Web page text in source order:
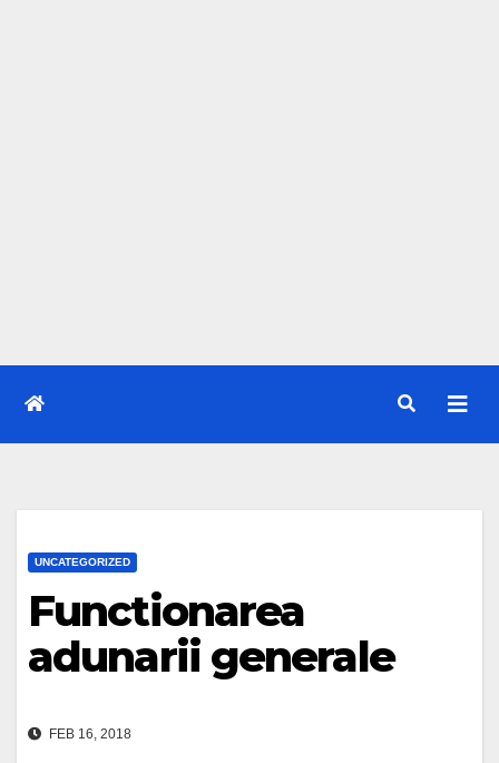
UNCATEGORIZED
Functionarea
adunarii generale
FEB 16, 2018